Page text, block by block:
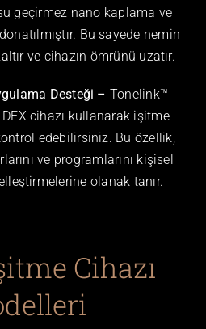
geçirmez nano kaplama ve
Bu sayede nemin
ve cihazın ömrünü uzatır.
Desteği – Tonelink™
cihazı kullanarak işitme
edebilirsiniz. Bu özellik,
ve programlarını kişisel
olanak tanır.
Cihazı